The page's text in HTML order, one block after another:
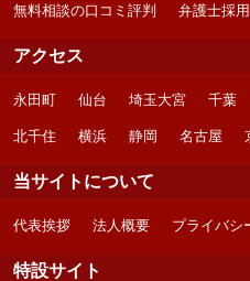
無料相談の口コミ評判 弁護士採用
アクセス
永田町 仙台 埼玉大宮 千葉
北千住 横浜 静岡 名古屋
当サイトについて
代表挨拶 法人概要 プライバシ
特設サイト